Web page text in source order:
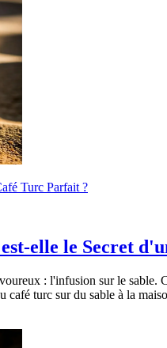
Turc Parfait ?
elle le Secret
: l'infusion sur le
turc sur du sable à la